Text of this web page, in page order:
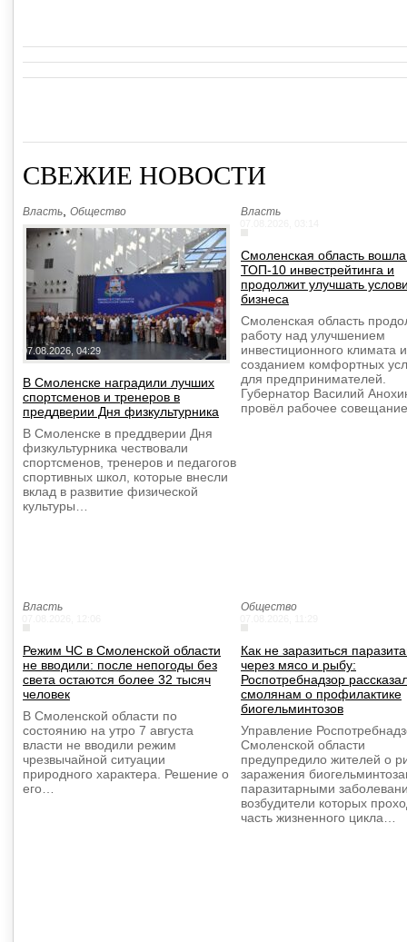
СВЕЖИЕ НОВОСТИ
Власть Общество
07.08.2026, 04:29
В Смоленске наградили лучших
спортсменов и тренеров в
преддверии Дня физкультурника
В Смоленске в преддверии Дня
физкультурника чествовали
спортсменов, тренеров и педагогов
спортивных школ, которые внесли
вклад в развитие физической
культуры…
Власть
Смоленская область
ТОП-10 инвестрейтинга и
продолжит улучшать
бизнеса
Смоленская область
работу над улучшением
инвестиционного климата и
созданием комфортных
для предпринимателей.
Губернатор Василий
провёл рабочее
Власть
Режим ЧС в Смоленской области
не вводили: после непогоды без
света остаются более 32 тысяч
человек
В Смоленской области по
состоянию на утро 7 августа
власти не вводили режим
чрезвычайной ситуации
природного характера. Решение о
его…
Общество
Как не заразиться
через мясо и рыбу:
Роспотребнадзор
смолянам о профилактике
биогельминтозов
Управление
Смоленской области
предупредило жителей о
заражения
паразитарными
возбудители которых
часть жизненного цикла…